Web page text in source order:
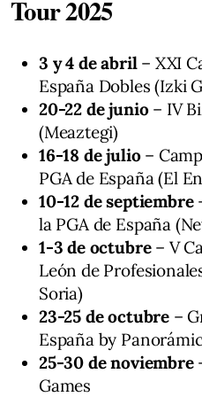
Tour 2025
3 y 4 de abril– XXI
España Dobles (Izki
20-22 de junio– IV
(Meaztegi)
16-18 de julio–
PGA de España (El
10-12 de septiembre
la PGA de España
1-3 de octubre– V
León de
Soria)
23-25 de octubre–
España by
25-30 de noviembre
Games